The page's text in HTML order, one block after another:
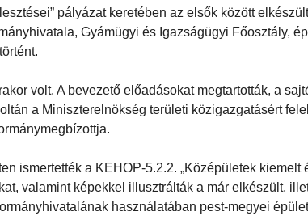
pályázat keretében az elsők között
Gyámügyi és Igazságügyi Főosztály,
volt. A bevezető előadásokat megtartották, a
a Miniszterelnökség területi közigazgatásért
ismertették a KEHOP-5.2.2. „Középületek kiemelt
valamint képekkel illusztrálták a már elkészült,
használatában pest-megyei